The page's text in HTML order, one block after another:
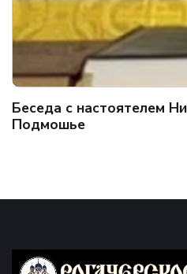
Беседа с настоятелем
Подмошье